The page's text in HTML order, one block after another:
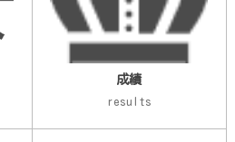
成績
results